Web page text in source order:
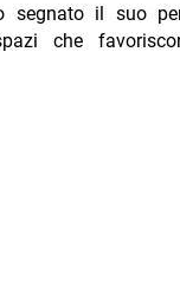
segnato il suo
che